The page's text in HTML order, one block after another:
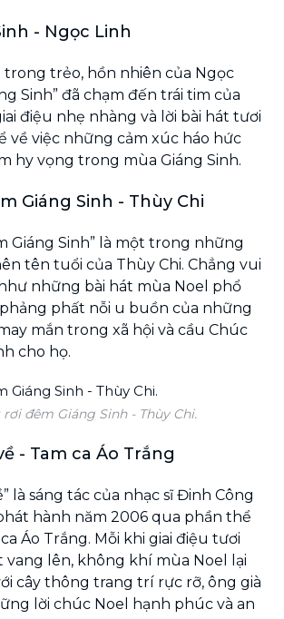
- Ngọc Linh
trẻo, hồn nhiên của Ngọc
Sinh” đã chạm đến trái tim của
điệu nhẹ nhàng và lời bài hát tươi
về việc những cảm xúc háo hức
hy vọng trong mùa Giáng Sinh.
Giáng Sinh - Thùy Chi
Giáng Sinh” là một trong những
tên tuổi của Thùy Chi. Chẳng vui
những bài hát mùa Noel phổ
phất nỗi u buồn của những
mắn trong xã hội và cầu Chúc
cho họ.
rơi đêm Giáng Sinh - Thùy Chi.
- Tam ca Áo Trắng
là sáng tác của nhạc sĩ Đinh Công
hành năm 2006 qua phần thể
Áo Trắng. Mỗi khi giai điệu tươi
vang lên, không khí mùa Noel lại
cây thông trang trí rực rỡ, ông già
lời chúc Noel hạnh phúc và an